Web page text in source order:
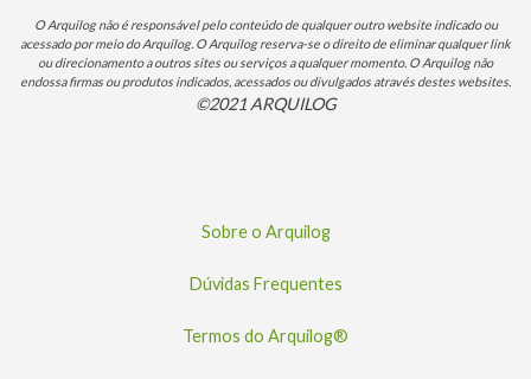
O Arquilog não é responsável pelo conteúdo de qualquer outro website indicado ou
acessado por meio do Arquilog. O Arquilog reserva-se o direito de eliminar qualquer link
ou direcionamento a outros sites ou serviços a qualquer momento. O Arquilog não
endossa firmas ou produtos indicados, acessados ou divulgados através destes websites.
©2021 ARQUILOG
Sobre o Arquilog
Dúvidas Frequentes
Termos do Arquilog®